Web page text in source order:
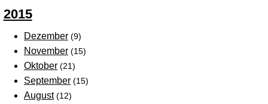
2015
Dezember (9)
November (15)
Oktober (21)
September (15)
August (12)